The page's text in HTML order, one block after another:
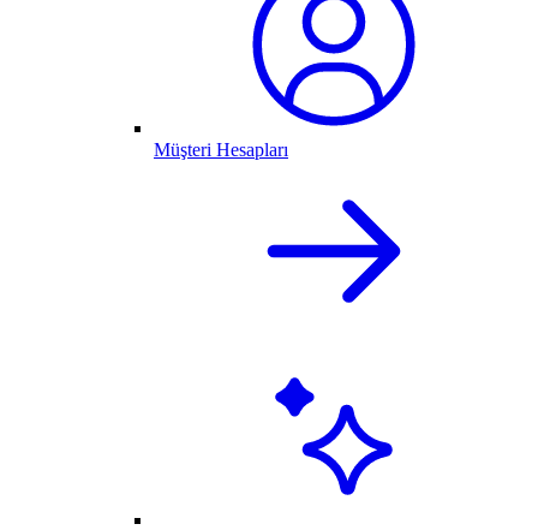
Müşteri Hesapları